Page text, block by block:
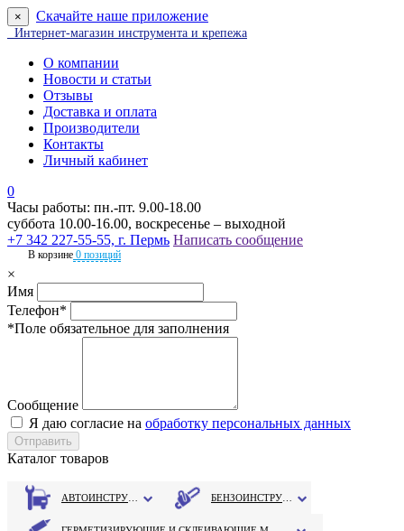
× Скачайте наше приложение
Интернет-магазин инструмента и крепежа
О компании
Новости и статьи
Отзывы
Доставка и оплата
Производители
Контакты
Личный кабинет
0
Часы работы: пн.-пт. 9.00-18.00
суббота 10.00-16.00, воскресенье – выходной
+7 342 227-55-55, г. Пермь Написать сообщение
В корзине 0 позиций
×
Имя
Телефон*
*Поле обязательное для заполнения
Сообщение
Я даю согласие на обработку персональных данных
Каталог товаров